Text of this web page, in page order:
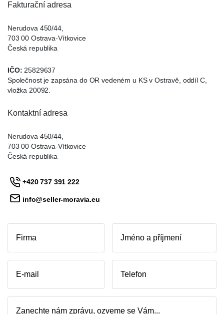
Fakturační adresa
Nerudova 450/44,
703 00 Ostrava-Vítkovice
Česká republika
IČO: 25829637
Společnost je zapsána do OR vedeném u KS v Ostravě, oddíl C,
vložka 20092.
Kontaktní adresa
Nerudova 450/44,
703 00 Ostrava-Vítkovice
Česká republika
+420 737 391 222
info@seller-moravia.eu